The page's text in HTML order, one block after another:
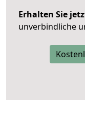
Erhalten Sie
unverbindliche